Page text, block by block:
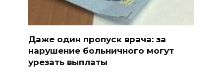
Даже один пропуск врача: за
нарушение больничного могут
урезать выплаты